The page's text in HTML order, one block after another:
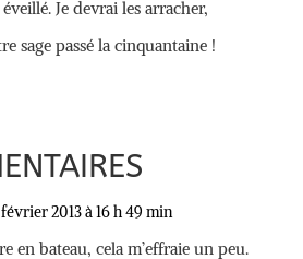
Je devrai les arracher,
sage passé la cinquantaine !
2013 à 16 h 49 min
en bateau, cela m’effraie un peu.